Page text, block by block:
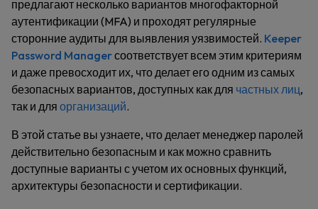
предлагают несколько вариантов многофакторной
аутентификации (MFA) и проходят регулярные
сторонние аудиты для выявления уязвимостей. Keeper
Password Managerсоответствует всем этим критериям
и даже превосходит их, что делает его одним из самых
безопасных вариантов, доступных как для частных лиц,
так и для организаций.
В этой статье вы узнаете, что делает менеджер паролей
действительно безопасным и как можно сравнить
доступные варианты с учетом их основных функций,
архитектуры безопасности и сертификации.